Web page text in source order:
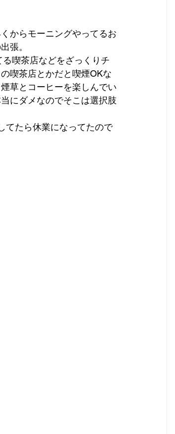
からモーニングやってるお
張。
喫茶店などをざっくりチ
喫茶店とかだと喫煙OKな
草とコーヒーを楽しんでい
にダメなのでそこは選択肢
てたら休業になってたので